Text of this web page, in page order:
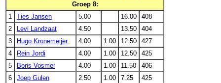
Groep 8:
1
Ties Jansen 5.00 16.00
408
2
Levi Landzaat 4.50 13.50
404
3
Hugo Kronemeijer 4.00 1.00 12.50
427
4
Rein Jordi 4.00 1.00 12.50
425
5
Boris Vosmer 4.00 1.00 11.50
406
6
Joep Gulen 2.50 1.00 7.25
425